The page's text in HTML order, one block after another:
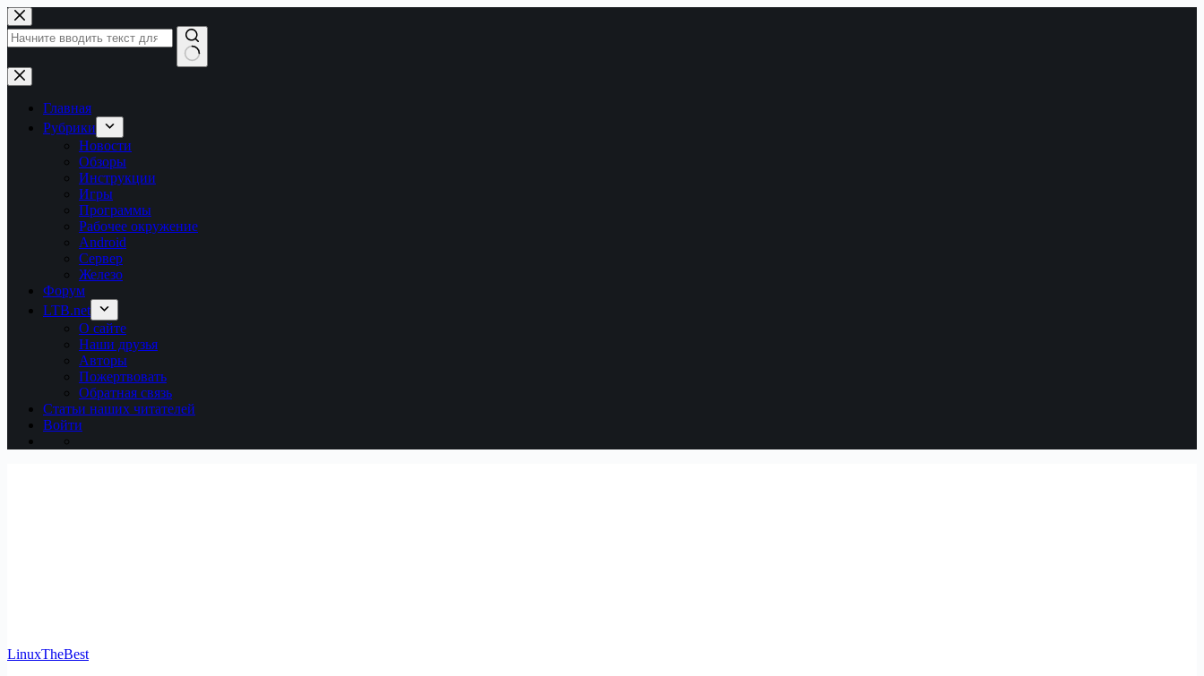
Перейти
к
сути
Ничего
не
найденоГлавная
Рубрики
Новости
Обзоры
Инструкции
Игры
Программы
Рабочее окружение
Android
Сервер
Железо
Форум
LTB.net
О сайте
Наши друзья
Авторы
Пожертвовать
Обратная связь
Статьи наших читателей
Войти
LinuxTheBest